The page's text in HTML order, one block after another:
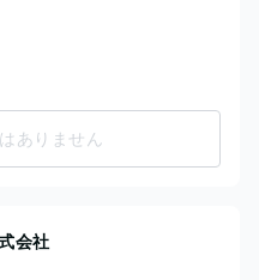
ありません
会社